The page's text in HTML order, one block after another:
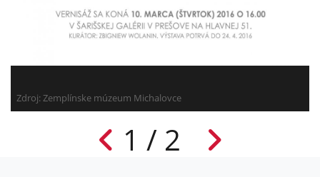
Zdroj: Zemplínske múzeum Michalovce
1 / 2